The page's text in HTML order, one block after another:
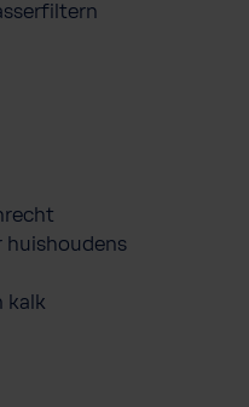
huishoudens
kalk